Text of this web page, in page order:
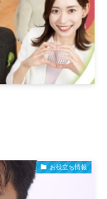
お役立ち情報